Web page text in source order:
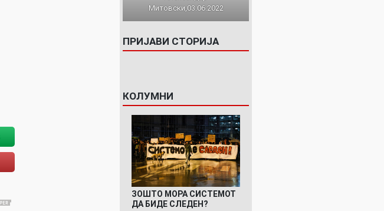
Митовски,03.06.2022
ПРИЈАВИ СТОРИЈА
КОЛУМНИ
ЗОШТО МОРА СИСТЕМОТ
ДА БИДЕ СЛЕДЕН?